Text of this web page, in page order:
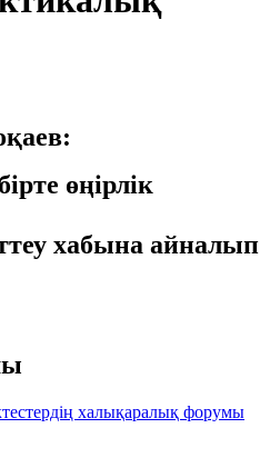
өңірлік
хабына айналып
халықаралық форумы